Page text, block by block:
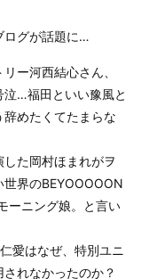
ログが話題に…
ー河西結心さん、
…福田といい豫風と
めたくてたまらな
た岡村ほまれがヲ
界のBEYOOOOON
ーニング娘。と言い
愛はなぜ、特別ユニ
れなかったのか？